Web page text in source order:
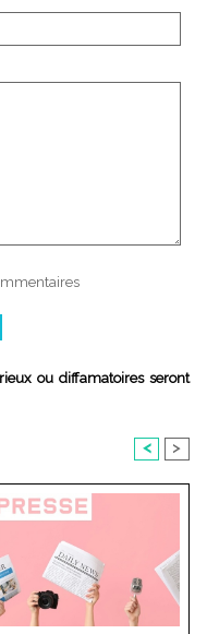
ou diffamatoires seront
< >